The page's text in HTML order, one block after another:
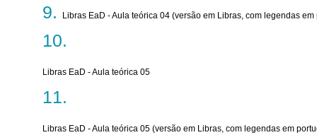
Libras EaD - Aula teórica 04 (versão em Libras, com legendas em
Libras EaD - Aula teórica 05
Libras EaD - Aula teórica 05 (versão em Libras, com legendas em